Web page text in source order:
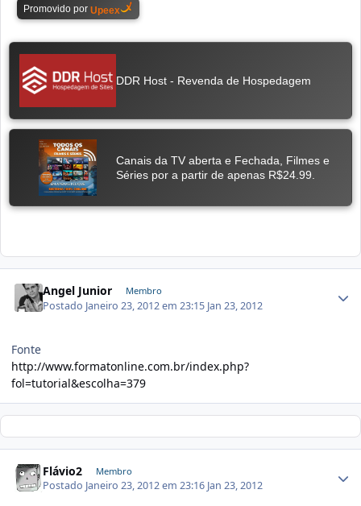
Angel Junior Membro
Postado Janeiro 23, 2012 em 23:15 Jan 23, 2012
Fonte
http://www.formatonline.com.br/index.php?
fol=tutorial&escolha=379
Flávio2 Membro
Postado Janeiro 23, 2012 em 23:16 Jan 23, 2012